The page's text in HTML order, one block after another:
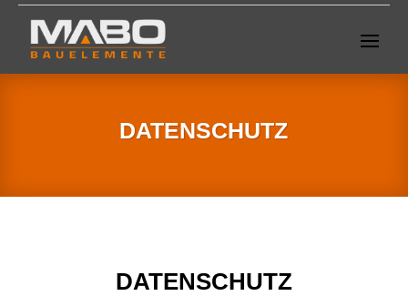
DATENSCHUTZ
DATENSCHUTZ